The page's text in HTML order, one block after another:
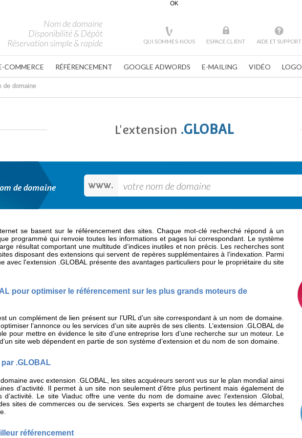
OK
Nom de domaine
Disponibilité & Dépôt
Réservation simple & rapide
QUI SOMMES-NOUS ESPACE CLIENT AIDE ET SUPPORT
COMMERCE RÉFÉRENCEMENT GOOGLE ADWORDS E-MAILING VIDÉO LOGO
de domaine
L'extension .GLOBAL
de domaine
se basent sur le référencement des sites. Chaque mot-clé recherché répond à un
programmé qui renvoie toutes les informations et pages lui correspondant. Le système
résultat comportant une multitude d’indices inutiles et non précis. Les recherches sont
disposant des extensions qui servent de repères supplémentaires à l’indexation. Parmi
avec l'extension .GLOBAL présente des avantages particuliers pour le propriétaire du site
pour optimiser le référencement sur les plus grands moteurs de
un complément de lien présent sur l’URL d’un site correspondant à un nom de domaine.
l’annonce ou les services d’un site auprès de ses clients. L’extension .GLOBAL de
pour mettre en évidence le site d’une entreprise lors d’une recherche sur un moteur. Le
site web dépendent en partie de son système d’extension et du nom de son domaine.
.GLOBAL
avec extension .GLOBAL, les sites acquéreurs seront vus sur le plan mondial ainsi
d’activité. Il permet à un site non seulement d’être plus pertinent mais également de
d’activité. Le site Viaduc offre une vente du nom de domaine avec l’extension .Global,
sites de commerces ou de services. Ses experts se chargent de toutes les démarches
référencement